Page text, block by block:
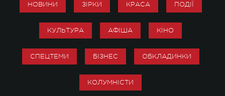
НОВИНИ ЗІРКИ КРАСА ПОДІЇ
КУЛЬТУРА АФІША КІНО
СПЕЦТЕМИ БІЗНЕС ОБКЛАДИНКИ
КОЛУМНІСТИ